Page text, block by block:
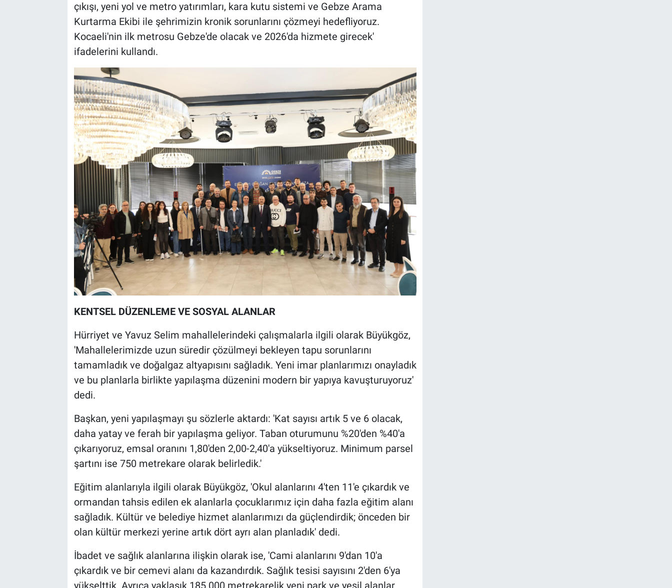
çıkışı, yeni yol ve metro yatırımları, kara kutu sistemi ve Gebze Arama
Kurtarma Ekibi ile şehrimizin kronik sorunlarını çözmeyi hedefliyoruz.
Kocaeli'nin ilk metrosu Gebze'de olacak ve 2026'da hizmete girecek'
ifadelerini kullandı.
KENTSEL DÜZENLEME VE SOSYAL ALANLAR
Hürriyet ve Yavuz Selim mahallelerindeki çalışmalarla ilgili olarak Büyükgöz,
'Mahallelerimizde uzun süredir çözülmeyi bekleyen tapu sorunlarını
tamamladık ve doğalgaz altyapısını sağladık. Yeni imar planlarımızı onayladık
ve bu planlarla birlikte yapılaşma düzenini modern bir yapıya kavuşturuyoruz'
dedi.
Başkan, yeni yapılaşmayı şu sözlerle aktardı: 'Kat sayısı artık 5 ve 6 olacak,
daha yatay ve ferah bir yapılaşma geliyor. Taban oturumunu %20'den %40'a
çıkarıyoruz, emsal oranını 1,80'den 2,00-2,40'a yükseltiyoruz. Minimum parsel
şartını ise 750 metrekare olarak belirledik.'
Eğitim alanlarıyla ilgili olarak Büyükgöz, 'Okul alanlarını 4'ten 11'e çıkardık ve
ormandan tahsis edilen ek alanlarla çocuklarımız için daha fazla eğitim alanı
sağladık. Kültür ve belediye hizmet alanlarımızı da güçlendirdik; önceden bir
olan kültür merkezi yerine artık dört ayrı alan planladık' dedi.
İbadet ve sağlık alanlarına ilişkin olarak ise, 'Cami alanlarını 9'dan 10'a
çıkardık ve bir cemevi alanı da kazandırdık. Sağlık tesisi sayısını 2'den 6'ya
yükselttik. Ayrıca yaklaşık 185.000 metrekarelik yeni park ve yeşil alanlar